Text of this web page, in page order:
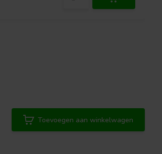
Toevoegen aan winkelwagen